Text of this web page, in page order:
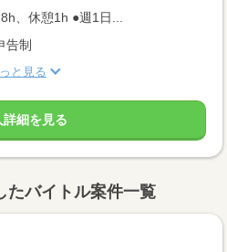
、休憩1h ●週1日...
告制
と見る
詳細を見る
たバイトル案件一覧